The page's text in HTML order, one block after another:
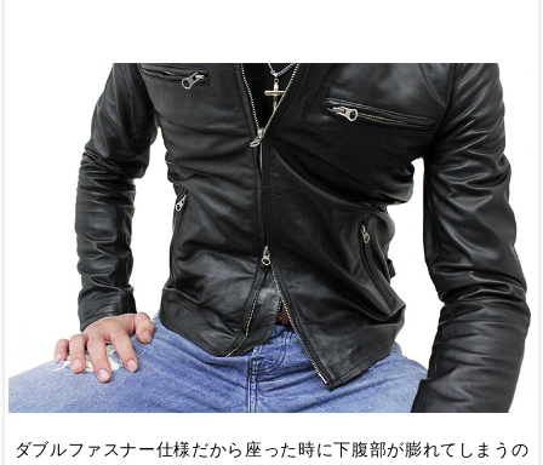
ダブルファスナー仕様だから座った時に下腹部が膨れてしまうの